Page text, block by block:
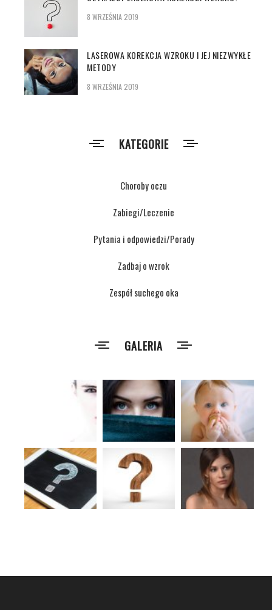
8 WRZEŚNIA 2019
LASEROWA KOREKCJA WZROKU I JEJ NIEZWYKŁE
METODY
8 WRZEŚNIA 2019
KATEGORIE
Choroby oczu
Zabiegi/Leczenie
Pytania i odpowiedzi/Porady
Zadbaj o wzrok
Zespół suchego oka
GALERIA